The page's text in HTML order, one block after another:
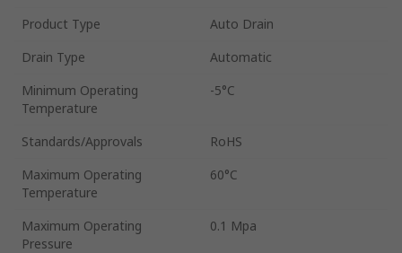
Product Type
Auto Drain
Drain Type
Automatic
Minimum Operating
Temperature
-5°C
Standards/Approvals
RoHS
Maximum Operating
Temperature
60°C
Maximum Operating
Pressure
0.1 Mpa